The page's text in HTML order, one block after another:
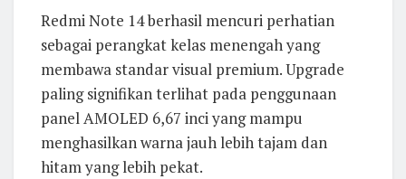
Redmi Note 14 berhasil mencuri perhatian
sebagai perangkat kelas menengah yang
membawa standar visual premium. Upgrade
paling signifikan terlihat pada penggunaan
panel AMOLED 6,67 inci yang mampu
menghasilkan warna jauh lebih tajam dan
hitam yang lebih pekat.